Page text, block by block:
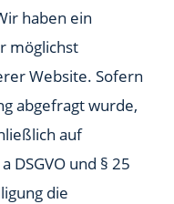
haben ein
möglichst
Website. Sofern
abgefragt wurde,
auf
DSGVO und § 25
die